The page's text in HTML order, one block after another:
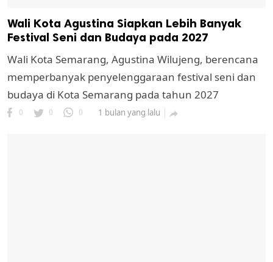
Wali Kota Agustina Siapkan Lebih Banyak
Festival Seni dan Budaya pada 2027
Wali Kota Semarang, Agustina Wilujeng, berencana
memperbanyak penyelenggaraan festival seni dan
budaya di Kota Semarang pada tahun 2027
0 0 0 1 bulan yang lalu 